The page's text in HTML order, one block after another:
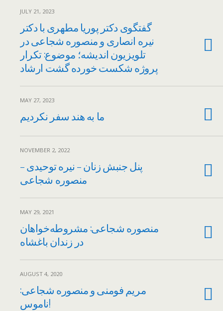
JULY 21, 2023
گفتگوی دکتر پوریا مطهری با دکتر
نیره انصاری و منصوره شجاعی در
تلویزیون اندیشه؛ موضوع: تکرار
MAY 27, 2023
ما به هند سفر نکردیم
NOVEMBER 2, 2022
پنل جنبش زنان – نیره توحیدی –
MAY 29, 2021
منصوره شجاعی: مشروطه‌خواهان
در زندان باغشاه
AUGUST 4, 2020
مریم فومنی و منصوره شجاعی:
ناموس!